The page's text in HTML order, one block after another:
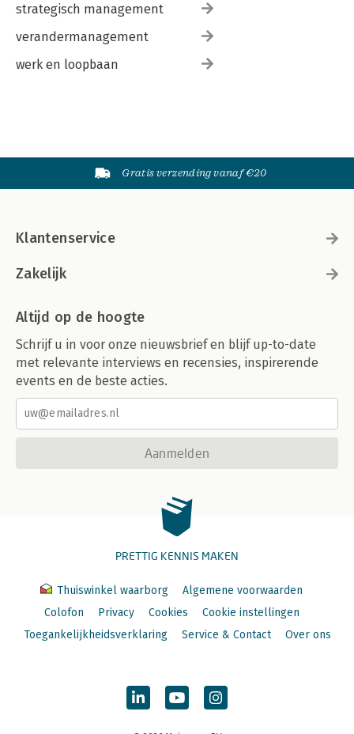
strategisch management
verandermanagement
werk en loopbaan
Gratis verzending vanaf €20
Klantenservice
Zakelijk
Altijd op de hoogte
Schrijf u in voor onze nieuwsbrief en blijf up-to-date
met relevante interviews en recensies, inspirerende
events en de beste acties.
Aanmelden
PRETTIG KENNIS MAKEN
Thuiswinkel waarborg
Algemene voorwaarden
Colofon
Privacy Cookies
Cookie instellingen
Toegankelijkheidsverklaring
Service & Contact Over ons